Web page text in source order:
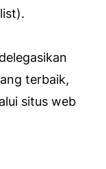
).
terbaik,
situs web